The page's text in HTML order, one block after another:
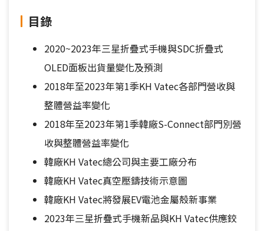
目錄
2020~2023年三星折疊式手機與SDC折疊式
OLED面板出貨量變化及預測
2018年至2023年第1季KH Vatec各部門營收與
整體營益率變化
2018年至2023年第1季韓廠S-Connect部門別營
收與整體營益率變化
韓廠KH Vatec總公司與主要工廠分布
韓廠KH Vatec真空壓鑄技術示意圖
韓廠KH Vatec將發展EV電池金屬殼新事業
2023年三星折疊式手機新品與KH Vatec供應鉸